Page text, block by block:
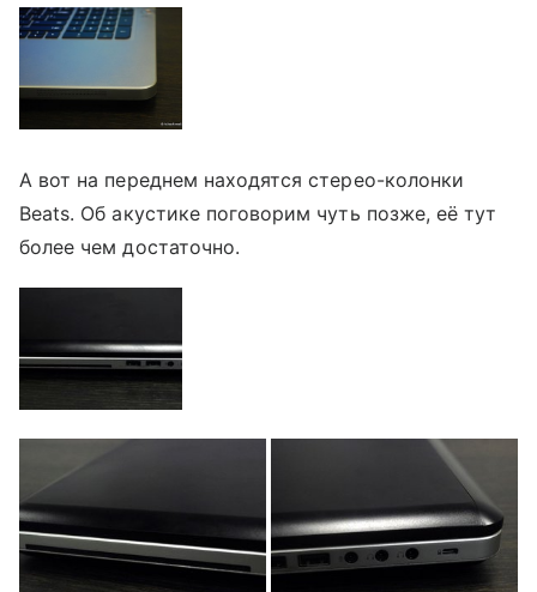
А вот на переднем находятся стерео-колонки
Beats. Об акустике поговорим чуть позже, её тут
более чем достаточно.